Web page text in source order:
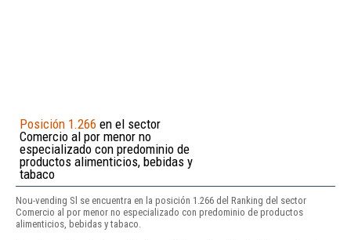
Posición 1.266 en el sector
Comercio al por menor no
especializado con predominio de
productos alimenticios, bebidas y
tabaco
Nou-vending Sl se encuentra en la posición 1.266 del Ranking del sector
Comercio al por menor no especializado con predominio de productos
alimenticios, bebidas y tabaco.